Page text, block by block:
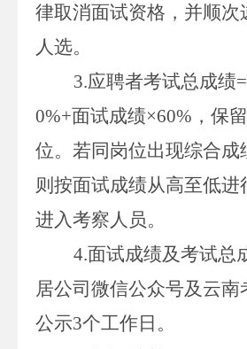
律取消面试资格，并顺次
人选。
3.应聘者考试总成绩=
0%+面试成绩×60% ，保
位。若同岗位出现综合成
则按面试成绩从高至低进
进入考察人员。
4.面试成绩及考试总
居公司微信公众号及云南
公示3个工作日。